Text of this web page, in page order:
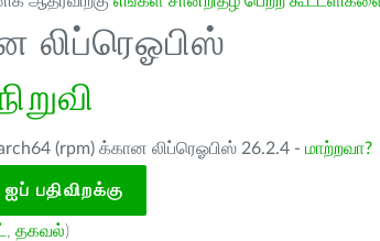
லிப்ரெஓபிஸ்
(rpm) க்கான லிப்ரெஓபிஸ் 26.2.4 - மாற்றவா?
ஐப் பதிவிறக்கு
, தகவல்)